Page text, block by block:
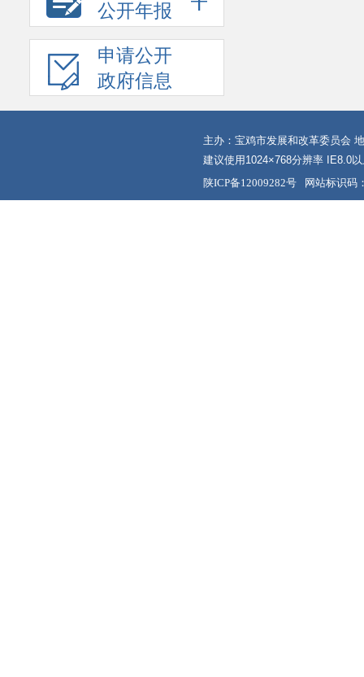
公开年报
申请公开
政府信息
主办：宝鸡市发展和改革委员会
建议使用1024×768分辨率 IE8.0
陕ICP备12009282号
网站标识码